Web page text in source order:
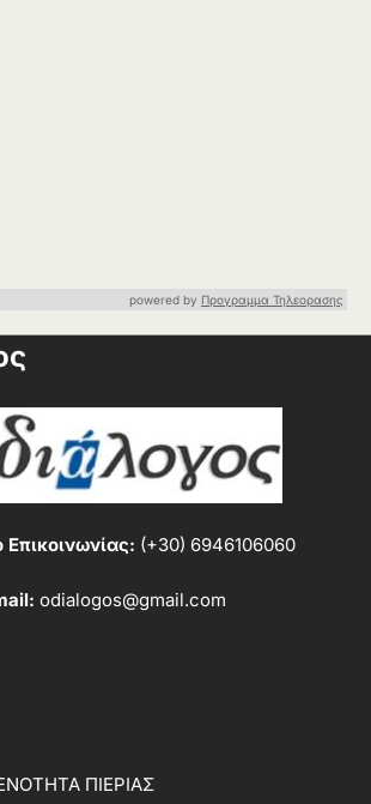
powered by Προγραμμα Τηλεορασης
(+30) 6946106060
odialogos@gmail.com
ΠΙΕΡΙΑΣ